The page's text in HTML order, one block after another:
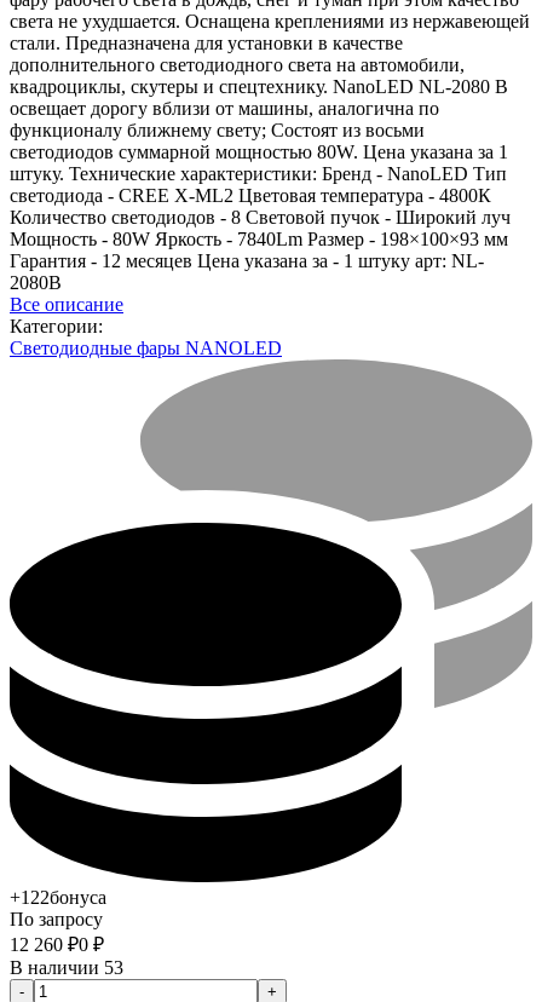
света не ухудшается. Оснащена креплениями из нержавеющей
стали. Предназначена для установки в качестве
дополнительного светодиодного света на автомобили,
квадроциклы, скутеры и спецтехнику. NanoLED NL-2080 B
освещает дорогу вблизи от машины, аналогична по
функционалу ближнему свету; Состоят из восьми
светодиодов суммарной мощностью 80W. Цена указана за 1
штуку. Технические характеристики: Бренд - NanoLED Тип
светодиода - CREE X-ML2 Цветовая температура - 4800К
Количество светодиодов - 8 Световой пучок - Широкий луч
Мощность - 80W Яркость - 7840Lm Размер - 198×100×93 мм
Гарантия - 12 месяцев Цена указана за - 1 штуку арт: NL-
2080B
Все описание
Категории:
Светодиодные фары NANOLED
+122бонуса
По запросу
12 260 ₽0 ₽
В наличии 53
-
+